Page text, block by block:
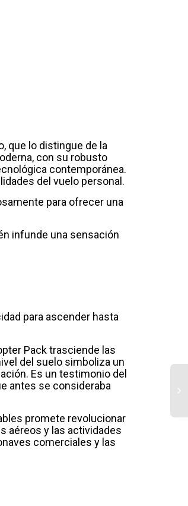
que lo distingue de la
con su robusto
contemporánea.
del vuelo personal.
para ofrecer una
infunde una sensación
para ascender hasta
Pack trasciende las
del suelo simboliza un
Es un testimonio del
antes se consideraba
promete revolucionar
aéreos y las actividades
comerciales y las